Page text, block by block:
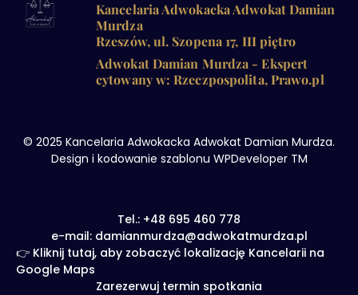
Kancelaria Adwokacka Adwokat Damian
Murdza
Rzeszów, ul. Szopena 17, III piętro
Adwokat Damian Murdza - Ekspert
cytowany w: Rzeczpospolita, Prawo.pl
© 2025 Kancelaria Adwokacka Adwokat Damian Murdza.
Design i kodowanie szablonu WPDeveloper TM
Tel.: +48 695 460 778
e-mail: damianmurdza@adwokatmurdza.pl
👉 Kliknij tutaj, aby zobaczyć lokalizację Kancelarii na
Google Maps
Zarezerwuj termin spotkania